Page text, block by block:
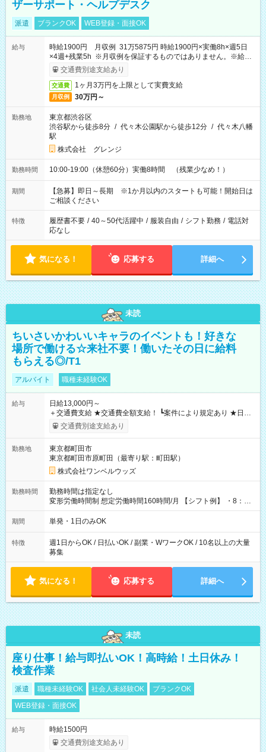
ザーサポート・ヘルプデスク
派遣 ブランクOK WEB登録・面接OK
給与
時給1900円 月収例 31万5875円 時給1900円×実働8h×週5日
×4週+残業5h ※月収例を保証するものではありません。※給与
即受取りサービス利用可（利用条件有）
交通費別途支給あり
交通費 1ヶ月3万円を上限として実費支給
月収例 30万円～
勤務地
東京都渋谷区
渋谷駅から徒歩8分 / 代々木公園駅から徒歩12分 / 代々木八幡
駅
株式会社 グレンジ
勤務時間 10:00-19:00（休憩60分）実働8時間 （残業少なめ！）
期間
【急募】即日～長期 ※1か月以内のスタートも可能！開始日は
ご相談ください
特徴 履歴書不要 / 40～50代活躍中 / 服装自由 / シフト勤務 / 電話対
応なし
気になる！ 応募する 詳細へ
未読
ちいさいかわいいキャラのイベントも！好きな
場所で働ける☆来社不要！働いたその日に給料
もらえる◎/T1
アルバイト 職種未経験OK
給与
日給13,000円～
＋交通費支給 ★交通費全額支給！ ┗案件により規定あり ★日払
いOK！（規定あり） ┗働いたその日に現金GET♪ お仕事後はコ
ンビニATMから 日払い分を引き落とせます！ 【試用期間】試
交通費別途支給あり
勤務地
東京都町田市
東京都町田市原町田（最寄り駅：町田駅）
株式会社ワンベルウッズ
勤務時間
勤務時間は指定なし
変形労働時間制 想定労働時間160時間/月 【シフト例】 ・8：00
～21：00
期間 単発・1日のみOK
特徴
週1日からOK / 日払いOK / 副業・WワークOK / 10名以上の大量
募集
気になる！ 応募する 詳細へ
未読
座り仕事！給与即払いOK！高時給！土日休み！
検査作業
派遣 職種未経験OK 社会人未経験OK
ブランクOK
WEB登録・面接OK
給与
時給1500円
交通費別途支給あり